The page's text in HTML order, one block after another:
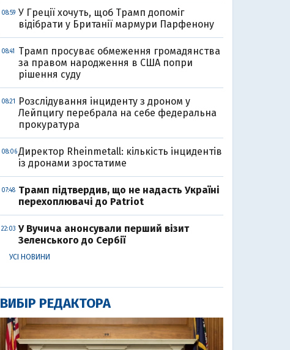
08:59 У Греції хочуть, щоб Трамп допоміг
відібрати у Британії мармури Парфенону
08:41
Трамп просуває обмеження громадянства
за правом народження в США попри
рішення суду
08:21
Розслідування інциденту з дроном у
Лейпцигу перебрала на себе федеральна
прокуратура
08:06 Директор Rheinmetall: кількість інцидентів
із дронами зростатиме
07:48 Трамп підтвердив, що не надасть Україні
перехоплювачі до Patriot
22:03 У Вучича анонсували перший візит
Зеленського до Сербії
УСІ НОВИНИ
ВИБІР РЕДАКТОРА